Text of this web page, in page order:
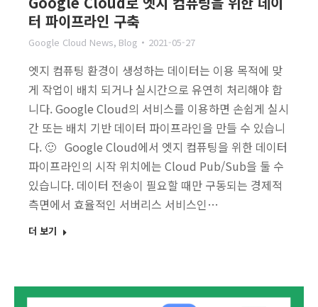
터 파이프라인 구축
Google Cloud News, Blog 2021-05-27
엣지 컴퓨팅 환경이 생성하는 데이터는 이용 목적에 맞
게 작업이 배치 되거나 실시간으로 유연히 처리해야 합
니다. Google Cloud의 서비스를 이용하면 손쉽게 실시
간 또는 배치 기반 데이터 파이프라인을 만들 수 있습니
다. 🙂 Google Cloud에서 엣지 컴퓨팅을 위한 데이터
파이프라인의 시작 위치에는 Cloud Pub/Sub을 둘 수
있습니다. 데이터 전송이 필요할 때만 구동되는 경제적
측면에서 효율적인 서버리스 서비스인…
더 보기